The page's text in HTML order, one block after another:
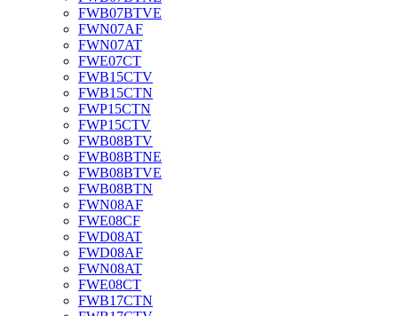
FWB07BTVE
FWN07AF
FWN07AT
FWE07CT
FWB15CTV
FWB15CTN
FWP15CTN
FWP15CTV
FWB08BTV
FWB08BTNE
FWB08BTVE
FWB08BTN
FWN08AF
FWE08CF
FWD08AT
FWD08AF
FWN08AT
FWE08CT
FWB17CTN